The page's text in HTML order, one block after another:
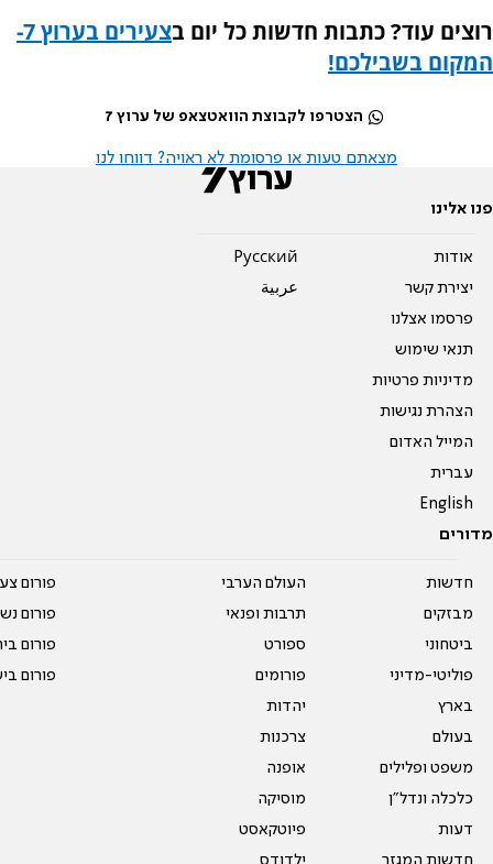
רוצים עוד? כתבות חדשות כל יום ב
צעירים בערוץ 7-
המקום בשבילכם!
הצטרפו לקבוצת הוואטצאפ של ערוץ 7
מצאתם טעות או פרסומת לא ראויה? דווחו לנו
פנו אלינו
אודות
יצירת קשר
פרסמו אצלנו
תנאי שימוש
מדיניות פרטיות
הצהרת נגישות
המייל האדום
עברית
English
Pусский
عربية
מדורים
חדשות
מבזקים
ביטחוני
פוליטי-מדיני
בארץ
בעולם
משפט ופלילים
כלכלה ונדל"ן
דעות
חדשות המגזר
העולם הערבי
תרבות ופנאי
ספורט
פורומים
יהדות
צרכנות
אופנה
מוסיקה
פיוטקאסט
ילדודס
פורום
פורום
פורום
פורום